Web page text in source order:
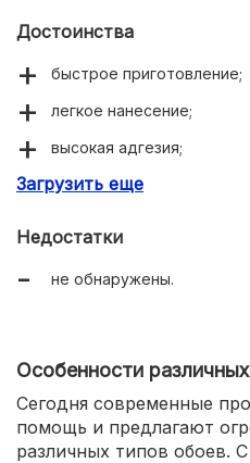
Достоинства
быстрое приготовление;
легкое нанесение;
высокая адгезия;
антисептические
Загрузить еще
Недостатки
не обнаружены.
Особенности
Сегодня современные
помощь и предлагают
различных типов обоев.